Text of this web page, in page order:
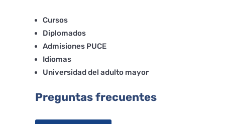
Cursos
Diplomados
Admisiones PUCE
Idiomas
Universidad del adulto mayor
Preguntas frecuentes